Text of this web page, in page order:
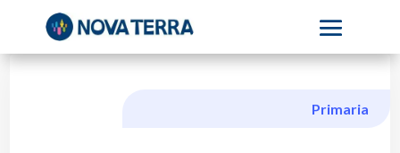
Primaria